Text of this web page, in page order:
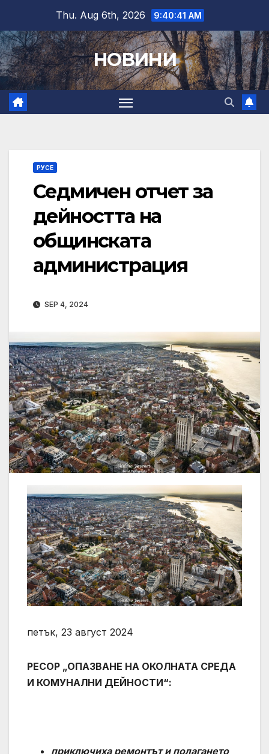
content
Thu. Aug 6th, 2026 9:40:42 AM
НОВИНИ
РУСЕ
Седмичен отчет за
дейността на
общинската
администрация
SEP 4, 2024
петък, 23 август 2024
РЕСОР „ОПАЗВАНЕ НА ОКОЛНАТА СРЕДА
И КОМУНАЛНИ ДЕЙНОСТИ“:
приключиха ремонтът и полагането